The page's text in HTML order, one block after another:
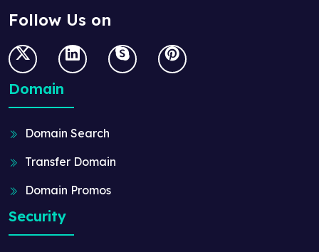
Follow Us on
Domain
Domain Search
Transfer Domain
Domain Promos
Security